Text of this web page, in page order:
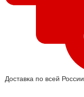
Доставка по всей России